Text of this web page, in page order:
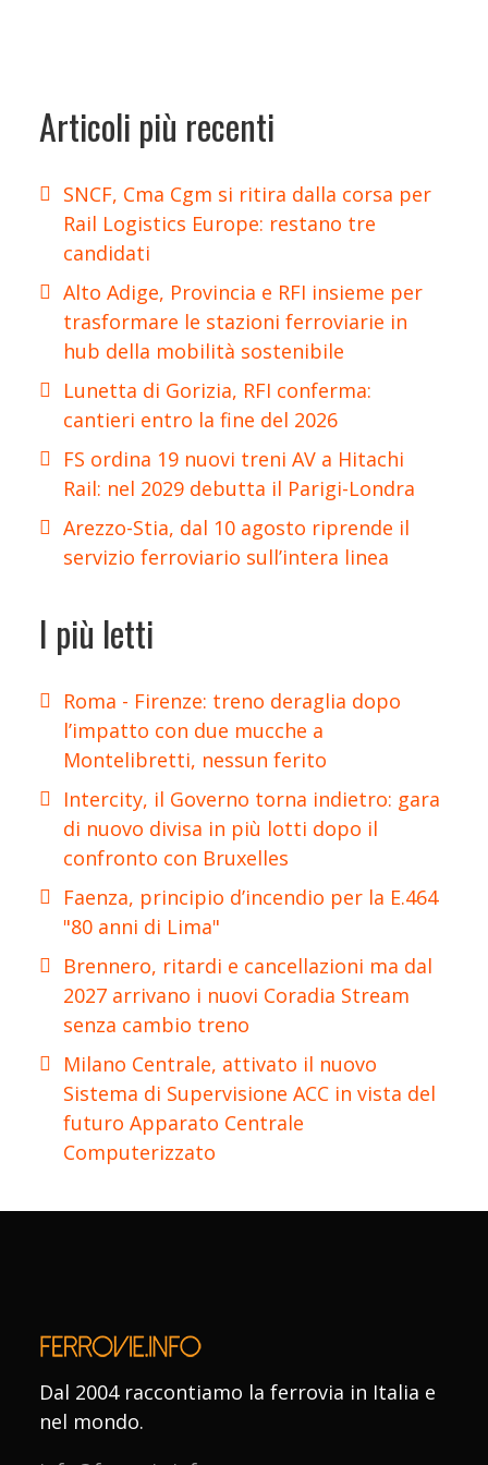
Articoli più recenti
SNCF, Cma Cgm si ritira dalla corsa per
Rail Logistics Europe: restano tre
candidati
Alto Adige, Provincia e RFI insieme per
trasformare le stazioni ferroviarie in
hub della mobilità sostenibile
Lunetta di Gorizia, RFI conferma:
cantieri entro la fine del 2026
FS ordina 19 nuovi treni AV a Hitachi
Rail: nel 2029 debutta il Parigi-Londra
Arezzo-Stia, dal 10 agosto riprende il
servizio ferroviario sull’intera linea
I più letti
Roma - Firenze: treno deraglia dopo
l’impatto con due mucche a
Montelibretti, nessun ferito
Intercity, il Governo torna indietro: gara
di nuovo divisa in più lotti dopo il
confronto con Bruxelles
Faenza, principio d’incendio per la E.464
"80 anni di Lima"
Brennero, ritardi e cancellazioni ma dal
2027 arrivano i nuovi Coradia Stream
senza cambio treno
Milano Centrale, attivato il nuovo
Sistema di Supervisione ACC in vista del
futuro Apparato Centrale
Computerizzato
Dal 2004 raccontiamo la ferrovia in Italia e
nel mondo.